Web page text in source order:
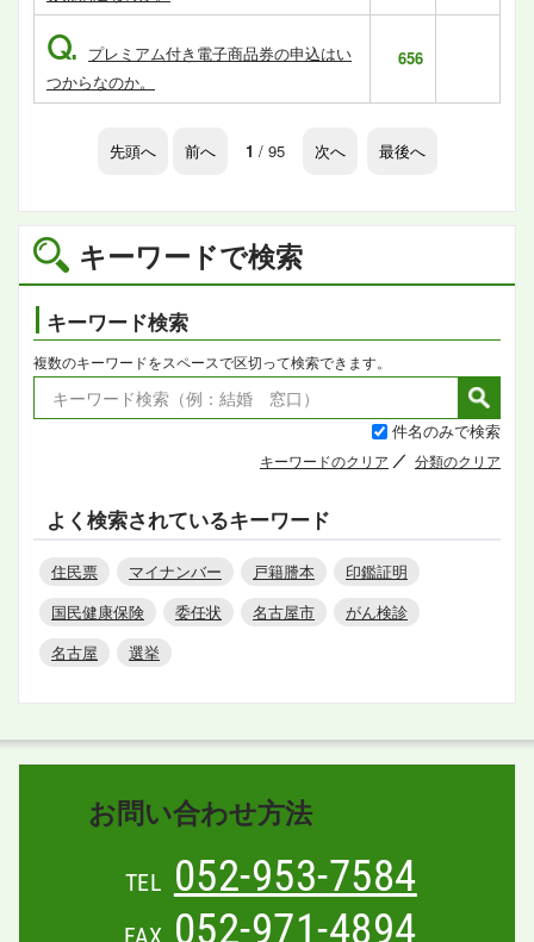
キーワードで検索
キーワード検索
複数のキーワードをスペースで区切って検索できます。
件名のみで検索
キーワードのクリア 分類のクリア
よく検索されているキーワード
住民票 マイナンバー 戸籍謄本
印鑑証明
国民健康保険
委任状 名古屋市
がん検診
名古屋
選挙
Q. プレミアム付き電子商品券の申込はい
つからなのか。
656
先頭へ 前へ 1 / 95 次へ 最後へ
お問い合わせ方法
TEL 052-953-7584
FAX 052-971-4894